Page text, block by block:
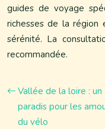
guides de voyage
richesses de la
sérénité. La
recommandée.
Vallée de la loire : un
paradis pour les
du vélo